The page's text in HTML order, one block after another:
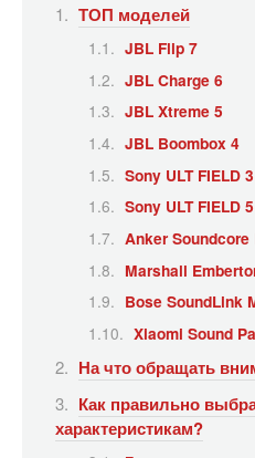
ТОП моделей
JBL Flip 7
JBL Charge 6
JBL Xtreme 5
JBL Boombox 4
Sony ULT FIELD 3
Sony ULT FIELD 5
Anker Soundcore
Marshall
Bose SoundLink
Xiaomi Sound
На что обращать
Как правильно
характеристикам?